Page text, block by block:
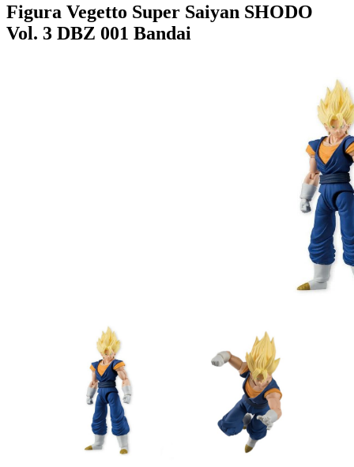
Figura Vegetto Super Saiyan SHODO
Vol. 3 DBZ 001 Bandai